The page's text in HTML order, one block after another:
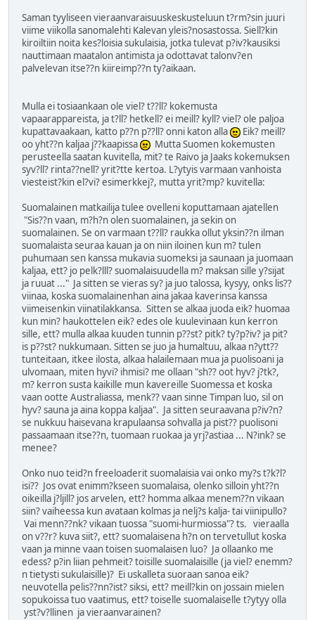
Saman tyyliseen vieraanvaraisuuskeskusteluun t?rm?sin juuri
viime viikolla sanomalehti Kalevan yleis?nosastossa. Siell?kin
kiroiltiin noita kes?loisia sukulaisia, jotka tulevat p?iv?kausiksi
nauttimaan maatalon antimista ja odottavat talonv?en
palvelevan itse??n kiireimp??n ty?aikaan.
Mulla ei tosiaankaan ole viel? t??ll? kokemusta
vapaarappareista, ja t?ll? hetkell? ei meill? kyll? viel? ole paljoa
kupattavaakaan, katto p??n p??ll? onni katon alla
Eik? meill?
oo yht??n kaljaa j??kaapissa
Mutta Suomen kokemusten
perusteella saatan kuvitella, mit? te Raivo ja Jaaks kokemuksen
syv?ll? rinta??nell? yrit?tte kertoa. L?ytyis varmaan vanhoista
viesteist?kin el?vi? esimerkkej?, mutta yrit?mp? kuvitella:
Suomalainen matkailija tulee ovelleni koputtamaan ajatellen
"Sis??n vaan, m?h?n olen suomalainen, ja sekin on
suomalainen. Se on varmaan t??ll? raukka ollut yksin??n ilman
suomalaista seuraa kauan ja on niin iloinen kun m? tulen
puhumaan sen kanssa mukavia suomeksi ja saunaan ja juomaan
kaljaa, ett? jo pelk?lll? suomalaisuudella m? maksan sille y?sijat
ja ruuat ..." Ja sitten se vieras sy? ja juo talossa, kysyy, onks lis??
viinaa, koska suomalainenhan aina jakaa kaverinsa kanssa
viimeisenkin viinatilakkansa. Sitten se alkaa juoda eik? huomaa
kun min? haukottelen eik? edes ole kuulevinaan kun kerron
sille, ett? mulla alkaa kuuden tunnin p??st? pitk? ty?p?iv? ja pit?
is p??st? nukkumaan. Sitten se juo ja humaltuu, alkaa n?ytt??
tunteitaan, itkee ilosta, alkaa halailemaan mua ja puolisoani ja
ulvomaan, miten hyvi? ihmisi? me ollaan "sh?? oot hyv? j?tk?,
m? kerron susta kaikille mun kavereille Suomessa et koska
vaan ootte Australiassa, menk?? vaan sinne Timpan luo, sil on
hyv? sauna ja aina koppa kaljaa". Ja sitten seuraavana p?iv?n?
se nukkuu haisevana krapulaansa sohvalla ja pist?? puolisoni
passaamaan itse??n, tuomaan ruokaa ja yrj?astiaa ... N?ink? se
menee?
Onko nuo teid?n freeloaderit suomalaisia vai onko my?s t?k?l?
isi?? Jos ovat enimm?kseen suomalaisa, olenko silloin yht??n
oikeilla j?ljill? jos arvelen, ett? homma alkaa menem??n vikaan
siin? vaiheessa kun avataan kolmas ja nelj?s kalja- tai viinipullo?
Vai menn??nk? vikaan tuossa "suomi-hurmiossa"? ts. vieraalla
on v??r? kuva siit?, ett? suomalaisena h?n on tervetullut koska
vaan ja minne vaan toisen suomalaisen luo? Ja ollaanko me
edess? p?in liian pehmeit? toisille suomalaisille (ja viel? enemm?
n tietysti sukulaisille)? Ei uskalleta suoraan sanoa eik?
neuvotella pelis??nn?ist? siksi, ett? meill?kin on jossain mielen
sopukoissa tuo vaatimus, ett? toiselle suomalaiselle t?ytyy olla
yst?v?llinen ja vieraanvarainen?